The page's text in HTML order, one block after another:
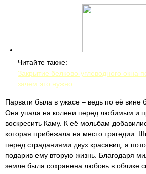
Читайте также:
Закрытие белково-углеводного окна
зачем это нужно
Парвати была в ужасе – ведь по её вине
Она упала на колени перед любимым и
воскресить Каму. К её мольбам
которая прибежала на место трагедии.
перед страданиями двух красавиц, а
подарив ему вторую жизнь. Благодаря
земле была сохранена любовь в облике